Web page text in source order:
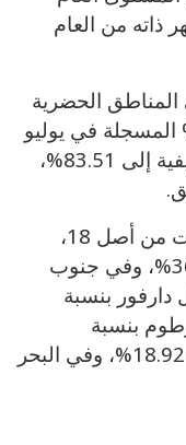
ذاته من العام
المناطق الحضرية
مرتفعاً عن نسبة 80.20% المسجلة في يوليو
2025، بينما وصل في المناطق الريفية إلى 83.51%،
و سجل التضخم ارتفاعاً في 7 ولايات من أصل 18،
حيث ارتفع في الجزيرة بنسبة 36.22%، وفي جنوب
شمال دارفور بنسبة
بنسبة
22.29%، وفي شرق دارفور بنسبة 18.92%، وفي البحر